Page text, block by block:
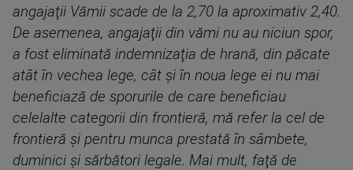
angajaţii Vămii scade de la 2,70 la aproximativ 2,40.
De asemenea, angajaţii din vămi nu au niciun spor,
a fost eliminată indemnizaţia de hrană, din păcate
atât în vechea lege, cât şi în noua lege ei nu mai
beneficiază de sporurile de care beneficiau
celelalte categorii din frontieră, mă refer la cel de
frontieră şi pentru munca prestată în sâmbete,
duminici şi sărbători legale. Mai mult, faţă de